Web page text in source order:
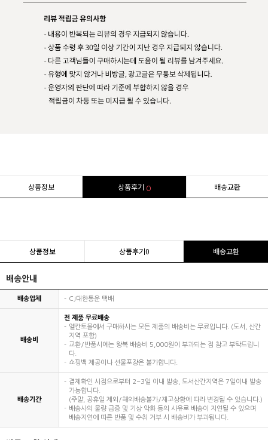
상품정보 상품후기 0 배송교환
상품정보 상품후기0 배송교환
배송안내
배송업체 CJ대한통운 택배
배송비
전 제품 무료배송
엘칸토몰에서 구매하시는 모든 제품의 배송비는 무료입니다. (도서, 산간
지역 포함)
교환/반품시에는 왕복 배송비 5,000원이 부과되는 점 참고 부탁드립니
다.
쇼핑백 제공이나 선물포장은 불가합니다.
배송기간
결제확인 시점으로부터 2~3일 이내 발송, 도서산간지역은 7일이내 발송
가능합니다.
(주말, 공휴일 제외/해외배송불가/재고상황에 따라 변경될 수 있습니다.)
배송사의 물량 급증 및 기상 악화 등의 사유로 배송이 지연될 수 있으며
배송지연에 따른 반품 및 수취 거부 시 배송비가 부과됩니다.